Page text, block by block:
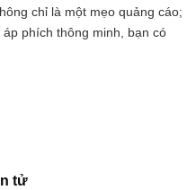
chỉ là một mẹo quảng cáo;
phích thông minh, bạn có
tử